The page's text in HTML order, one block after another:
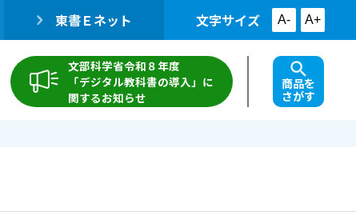
東書Ｅネット 文字サイズ A- A+
文部科学省令和８年度
「デジタル教科書の導入」に
関するお知らせ
商品を
さがす